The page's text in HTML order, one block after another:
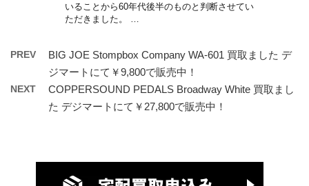
いることから60年代後半のものと判断させてい
ただきました。 …
PREV
BIG JOE Stompbox Company WA-601 買取ました デ
ジマートにて￥9,800で販売中！
NEXT
COPPERSOUND PEDALS Broadway White 買取まし
た デジマートにて￥27,800で販売中！